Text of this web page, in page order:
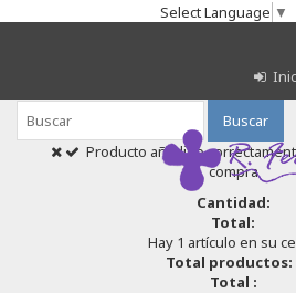
Select Language ▼
Buscar
Producto añadido
compra
Cantidad:
Total:
Hay 1 artículo en su
Total productos:
Total :